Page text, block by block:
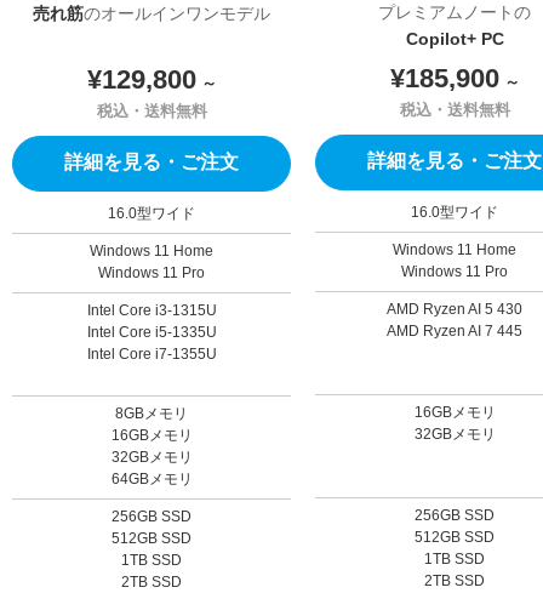
売れ筋のオールインワンモデル
¥129,800～
税込・送料無料
詳細を見る・ご注文
16.0型ワイド
Windows 11 Home
Windows 11 Pro
Intel Core i3-1315U
Intel Core i5-1335U
Intel Core i7-1355U
8GBメモリ
16GBメモリ
32GBメモリ
64GBメモリ
256GB SSD
512GB SSD
1TB SSD
2TB SSD
プレミアムノートの
Copilot+ PC
¥185,900～
税込・送料無料
詳細を見る・ご注文
16.0型ワイド
Windows 11 Home
Windows 11 Pro
AMD Ryzen AI 5 430
AMD Ryzen AI 7 445
16GBメモリ
32GBメモリ
256GB SSD
512GB SSD
1TB SSD
2TB SSD